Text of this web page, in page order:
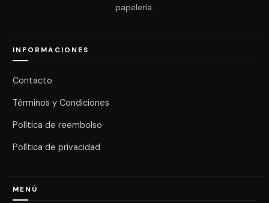
papelería.
INFORMACIONES
Contacto
Términos y Condiciones
Política de reembolso
Política de privacidad
MENÚ